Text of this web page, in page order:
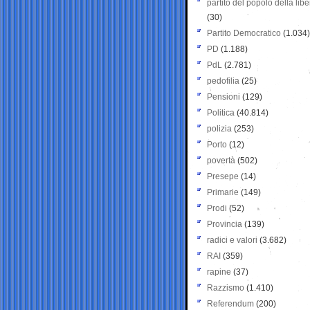
partito del popolo della
(30)
Partito Democratico (1.034)
PD (1.188)
PdL (2.781)
pedofilia (25)
Pensioni (129)
Politica (40.814)
polizia (253)
Porto (12)
povertà (502)
Presepe (14)
Primarie (149)
Prodi (52)
Provincia (139)
radici e valori (3.682)
RAI (359)
rapine (37)
Razzismo (1.410)
Referendum (200)